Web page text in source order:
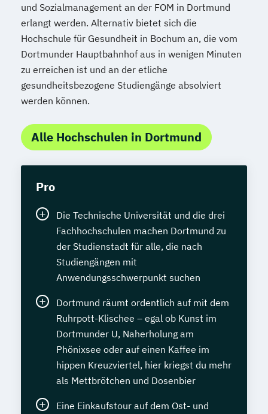
und Sozialmanagement an der FOM in Dortmund
erlangt werden. Alternativ bietet sich die
Hochschule für Gesundheit in Bochum an, die vom
Dortmunder Hauptbahnhof aus in wenigen Minuten
zu erreichen ist und an der etliche
gesundheitsbezogene Studiengänge absolviert
werden können.
Alle Hochschulen in Dortmund
Pro
Die Technische Universität und die drei
Fachhochschulen machen Dortmund zu
der Studienstadt für alle, die nach
Studiengängen mit
Anwendungsschwerpunkt suchen
Dortmund räumt ordentlich auf mit dem
Ruhrpott-Klischee – egal ob Kunst im
Dortmunder U, Naherholung am
Phönixsee oder auf einen Kaffee im
hippen Kreuzviertel, hier kriegst du mehr
als Mettbrötchen und Dosenbier
Eine Einkaufstour auf dem Ost- und